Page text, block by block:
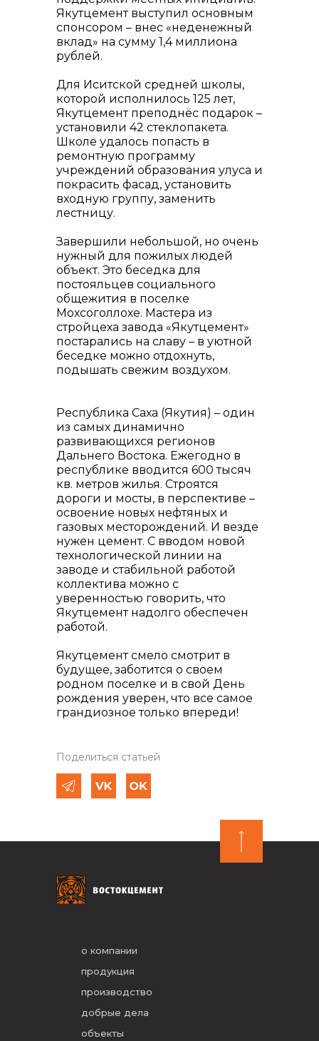
Якутцемент выступил основным
спонсором – внес «неденежный
вклад» на сумму 1,4 миллиона
рублей.
Для Иситской средней школы,
которой исполнилось 125 лет,
Якутцемент преподнёс подарок –
установили 42 стеклопакета.
Школе удалось попасть в
ремонтную программу
учреждений образования улуса и
покрасить фасад, установить
входную группу, заменить
лестницу.
Завершили небольшой, но очень
нужный для пожилых людей
объект. Это беседка для
постояльцев социального
общежития в поселке
Мохсоголлохе. Мастера из
стройцеха завода «Якутцемент»
постарались на славу – в уютной
беседке можно отдохнуть,
подышать свежим воздухом.
Республика Саха (Якутия) – один
из самых динамично
развивающихся регионов
Дальнего Востока. Ежегодно в
республике вводится 600 тысяч
кв. метров жилья. Строятся
дороги и мосты, в перспективе –
освоение новых нефтяных и
газовых месторождений. И везде
нужен цемент. С вводом новой
технологической линии на
заводе и стабильной работой
коллектива можно с
уверенностью говорить, что
Якутцемент надолго обеспечен
работой.
Якутцемент смело смотрит в
будущее, заботится о своем
родном поселке и в свой День
рождения уверен, что все самое
грандиозное только впереди!
Поделиться статьей
о компании
продукция
производство
добрые дела
объекты